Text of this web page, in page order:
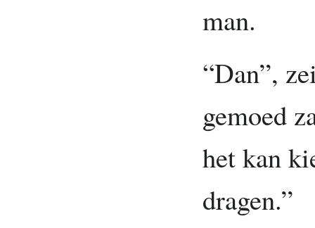
man.
“Dan”,
gemoed
het kan
dragen.”